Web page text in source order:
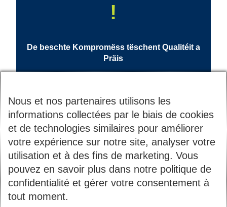
Nous et nos partenaires utilisons les
informations collectées par le biais de cookies
et de technologies similaires pour améliorer
votre expérience sur notre site, analyser votre
utilisation et à des fins de marketing. Vous
pouvez en savoir plus dans notre politique de
confidentialité et gérer votre consentement à
tout moment.
!
De beschte Kompromëss tëschent Qualitéit a
Präis
Informations
du
Contact